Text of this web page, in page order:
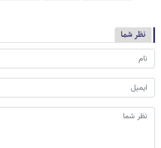
نظر شما